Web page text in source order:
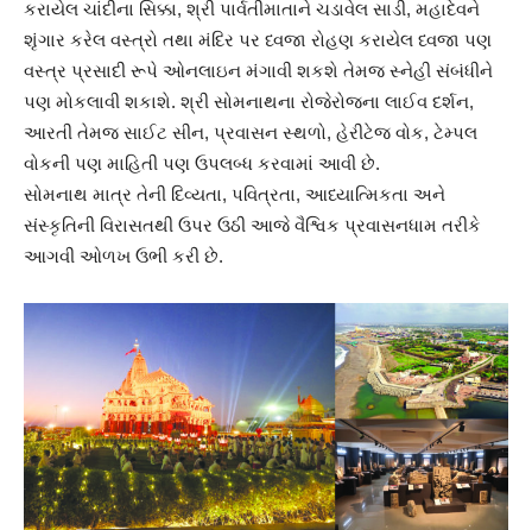
કરાયેલ ચાંદીના સિક્કા, શ્રી પાર્વતીમાતાને ચડાવેલ સાડી, મહાદેવને
શૃંગાર કરેલ વસ્ત્રો તથા મંદિર પર ધ્વજા રોહણ કરાયેલ ધ્વજા પણ
વસ્ત્ર પ્રસાદી રૂપે ઓનલાઇન મંગાવી શકશે તેમજ સ્નેહી સંબંધીને
પણ મોકલાવી શકાશે. શ્રી સોમનાથના રોજેરોજના લાઈવ દર્શન,
આરતી તેમજ સાઈટ સીન, પ્રવાસન સ્થળો, હેરીટેજ વોક, ટેમ્પલ
વોકની પણ માહિતી પણ ઉપલબ્ધ કરવામાં આવી છે.
સોમનાથ માત્ર તેની દિવ્યતા, પવિત્રતા, આધ્યાત્મિકતા અને
સંસ્કૃતિની વિરાસતથી ઉપર ઉઠી આજે વૈશ્વિક પ્રવાસનધામ તરીકે
આગવી ઓળખ ઉભી કરી છે.